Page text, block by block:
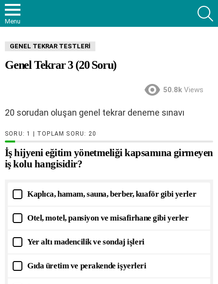
Menu
GENEL TEKRAR TESTLERI
Genel Tekrar 3 (20 Soru)
50.8k Views
20 sorudan oluşan genel tekrar deneme sınavı
SORU: | TOPLAM SORU: 20
İş hijyeni eğitim yönetmeliği kapsamına girmeyen
iş kolu hangisidir?
Kaplıca, hamam, sauna, berber, kuaför gibi yerler
Otel, motel, pansiyon ve misafirhane gibi yerler
Yer altı madencilik ve sondaj işleri
Gıda üretim ve perakende işyerleri